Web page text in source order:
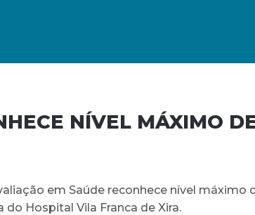
NÍVEL MÁXIMO
em Saúde reconhece nível
Hospital Vila Franca de Xira.